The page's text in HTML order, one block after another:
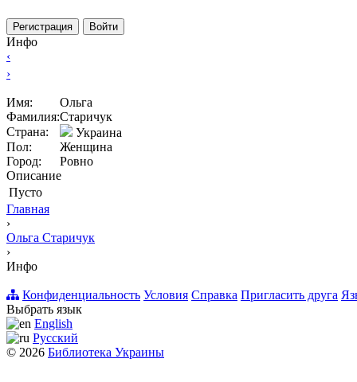
Регистрация Войти
Инфо
‹
›
Имя:
Ольга
Фамилия:Старичук
Страна:
Украина
Пол:
Женщина
Город:
Ровно
Описание
Пусто
Главная
›
Ольга Старичук
›
Инфо
Конфиденциальность Условия Справка Пригласить друга
Выбрать язык
English
Русский
© 2026 Библиотека Украины